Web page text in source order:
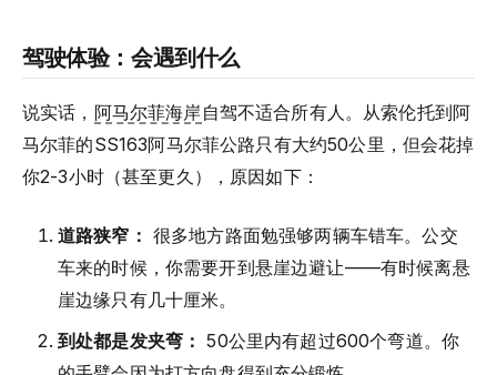
驾驶体验：会遇到什么
说实话， 阿马尔菲海岸 自驾不适合所有人。从索伦托到阿
马尔菲的SS163阿马尔菲公路只有大约50公里，但会花掉
你2-3小时（甚至更久），原因如下：
道路狭窄： 很多地方路面勉强够两辆车错车。公交
车来的时候，你需要开到悬崖边避让——有时候离悬
崖边缘只有几十厘米。
到处都是发夹弯： 50公里内有超过600个弯道。你